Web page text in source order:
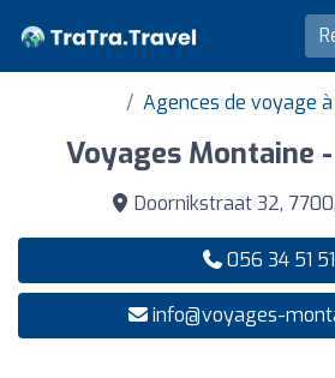
Agences de voyage
Voyages Montaine
Doornikstraat 32,
056 34 51 51
info@voyages-